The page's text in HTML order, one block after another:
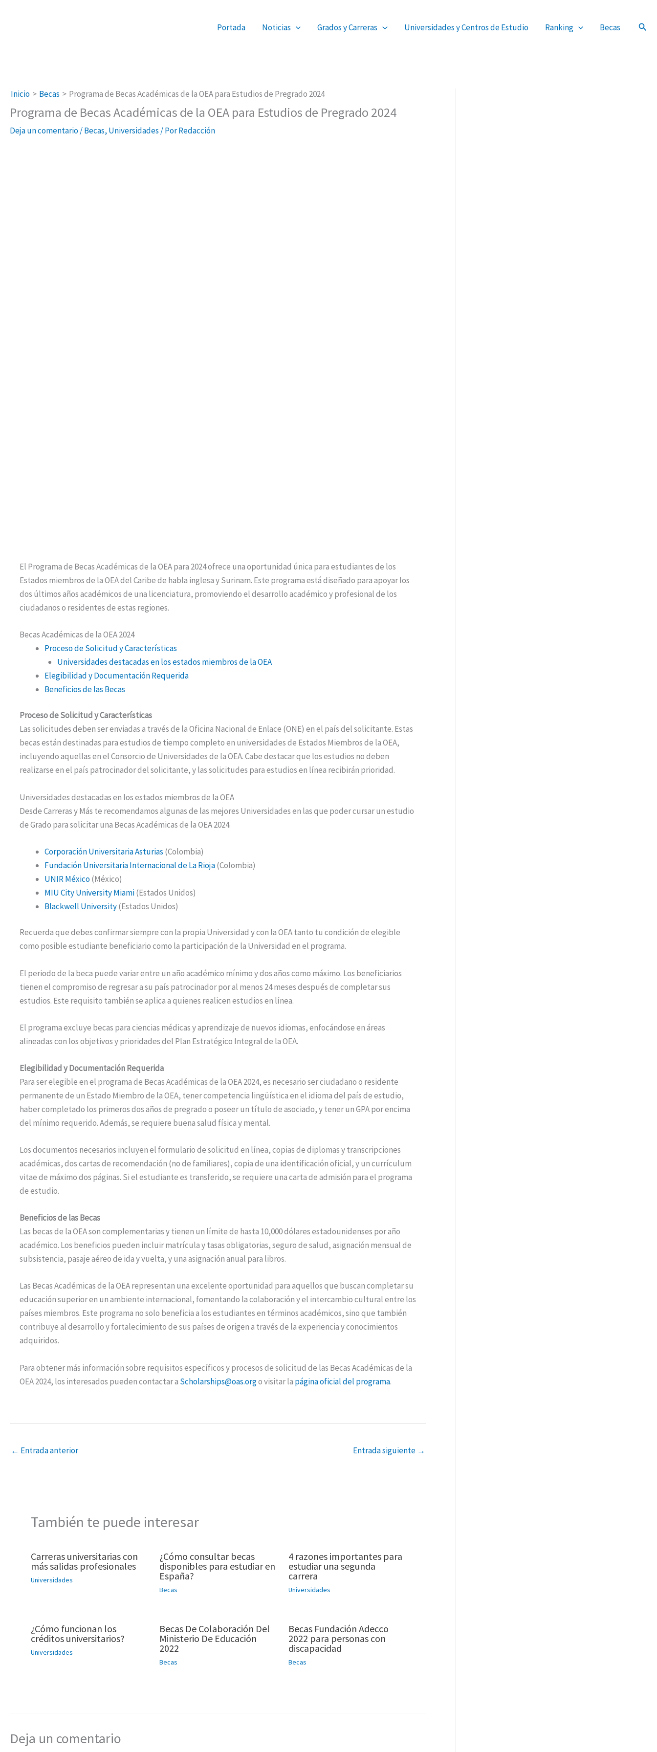
Portada Noticias Grados y Carreras Universidades y Centros de Estudio Ranking Becas
Inicio Becas Programa de Becas Académicas de la OEA para Estudios de Pregrado 2024
Programa de Becas Académicas de la OEA para Estudios de Pregrado 2024
Deja un comentario/Becas, Universidades / PorRedacción
El Programa de Becas Académicas de la OEA para 2024 ofrece una oportunidad única para estudiantes de los
Estados miembros de la OEA del Caribe de habla inglesa y Surinam. Este programa está diseñado para apoyar los
dos últimos años académicos de una licenciatura, promoviendo el desarrollo académico y profesional de los
ciudadanos o residentes de estas regiones.
Becas Académicas de la OEA 2024
Proceso de Solicitud y Características
Universidades destacadas en los estados miembros de la OEA
Elegibilidad y Documentación Requerida
Beneficios de las Becas
Proceso de Solicitud y Características
Las solicitudes deben ser enviadas a través de la Oficina Nacional de Enlace (ONE) en el país del solicitante. Estas
becas están destinadas para estudios de tiempo completo en universidades de Estados Miembros de la OEA,
incluyendo aquellas en el Consorcio de Universidades de la OEA. Cabe destacar que los estudios no deben
realizarse en el país patrocinador del solicitante, y las solicitudes para estudios en línea recibirán prioridad.
Universidades destacadas en los estados miembros de la OEA
Desde Carreras y Más te recomendamos algunas de las mejores Universidades en las que poder cursar un estudio
de Grado para solicitar una Becas Académicas de la OEA 2024.
Corporación Universitaria Asturias (Colombia)
Fundación Universitaria Internacional de La Rioja(Colombia)
UNIR México(México)
MIU City University Miami(Estados Unidos)
Blackwell University(Estados Unidos)
Recuerda que debes confirmar siempre con la propia Universidad y con la OEA tanto tu condición de elegible
como posible estudiante beneficiario como la participación de la Universidad en el programa.
El periodo de la beca puede variar entre un año académico mínimo y dos años como máximo. Los beneficiarios
tienen el compromiso de regresar a su país patrocinador por al menos 24 meses después de completar sus
estudios. Este requisito también se aplica a quienes realicen estudios en línea.
El programa excluye becas para ciencias médicas y aprendizaje de nuevos idiomas, enfocándose en áreas
alineadas con los objetivos y prioridades del Plan Estratégico Integral de la OEA.
Elegibilidad y Documentación Requerida
Para ser elegible en el programa de Becas Académicas de la OEA 2024, es necesario ser ciudadano o residente
permanente de un Estado Miembro de la OEA, tener competencia lingüística en el idioma del país de estudio,
haber completado los primeros dos años de pregrado o poseer un título de asociado, y tener un GPA por encima
del mínimo requerido. Además, se requiere buena salud física y mental.
Los documentos necesarios incluyen el formulario de solicitud en línea, copias de diplomas y transcripciones
académicas, dos cartas de recomendación (no de familiares), copia de una identificación oficial, y un currículum
vitae de máximo dos páginas. Si el estudiante es transferido, se requiere una carta de admisión para el programa
de estudio.
Beneficios de las Becas
Las becas de la OEA son complementarias y tienen un límite de hasta 10,000 dólares estadounidenses por año
académico. Los beneficios pueden incluir matrícula y tasas obligatorias, seguro de salud, asignación mensual de
subsistencia, pasaje aéreo de ida y vuelta, y una asignación anual para libros.
Las Becas Académicas de la OEA representan una excelente oportunidad para aquellos que buscan completar su
educación superior en un ambiente internacional, fomentando la colaboración y el intercambio cultural entre los
países miembros. Este programa no solo beneficia a los estudiantes en términos académicos, sino que también
contribuye al desarrollo y fortalecimiento de sus países de origen a través de la experiencia y conocimientos
adquiridos.
Para obtener más información sobre requisitos específicos y procesos de solicitud de las Becas Académicas de la
OEA 2024, los interesados pueden contactar a Scholarships@oas.orgo visitar la página oficial del programa.
← Entrada anterior Entrada siguiente →
También te puede interesar
Carreras universitarias con
más salidas profesionales
Universidades
¿Cómo consultar becas
disponibles para estudiar en
España?
Becas
4 razones importantes para
estudiar una segunda
carrera
Universidades
¿Cómo funcionan los
créditos universitarios?
Universidades
Becas De Colaboración Del
Ministerio De Educación
2022
Becas
Becas Fundación Adecco
2022 para personas con
discapacidad
Becas
Deja un comentario